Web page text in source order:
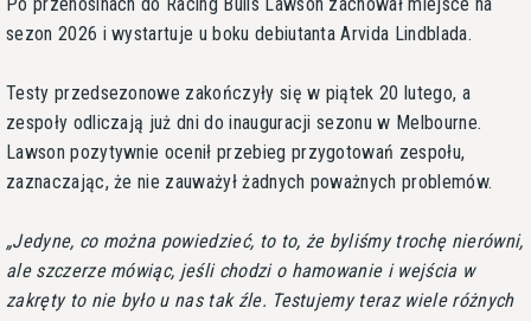
sezon 2026 i wystartuje u boku debiutanta Arvida Lindblada.
Testy przedsezonowe zakończyły się w piątek 20 lutego, a
zespoły odliczają już dni do inauguracji sezonu w Melbourne.
Lawson pozytywnie ocenił przebieg przygotowań zespołu,
zaznaczając, że nie zauważył żadnych poważnych problemów.
Jedyne, co można powiedzieć, to to, że byliśmy trochę nierówni,
ale szczerze mówiąc, jeśli chodzi o hamowanie i wejścia w
zakręty to nie było u nas tak źle. Testujemy teraz wiele różnych